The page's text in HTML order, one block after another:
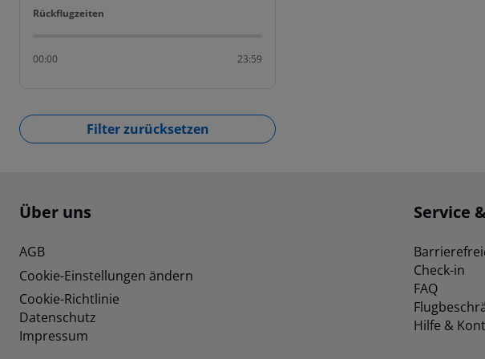
Rückflugzeiten
Rückflugzeiten
00:00 23:59
Filter zurücksetzen
Footer navigation
Über uns
AGB
Cookie-Einstellungen ändern
Cookie-Richtlinie
Datenschutz
Impressum
Service
Check-in
FAQ
Hilfe &